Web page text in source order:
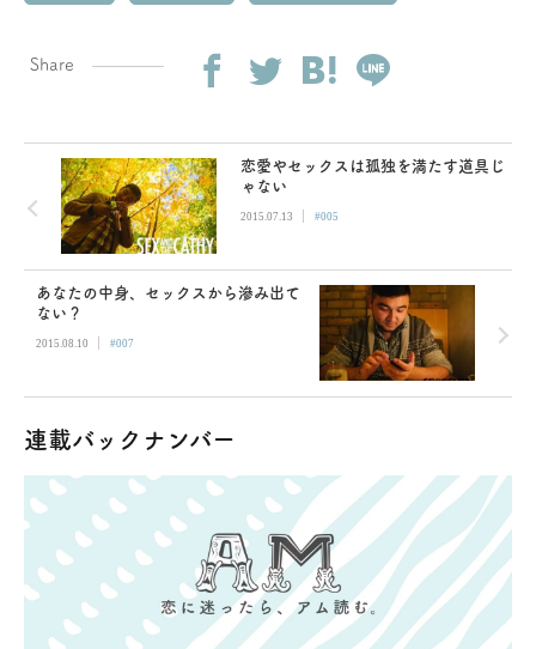
Share
恋愛やセックスは孤独を満たす道具じ
ゃない
2015.07.13 | #005
あなたの中身、セックスから滲み出て
ない？
2015.08.10 | #007
連載バックナンバー